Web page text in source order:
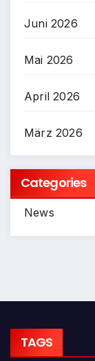
Juni 2026
Mai 2026
April 2026
März 2026
Categories
News
TAGS